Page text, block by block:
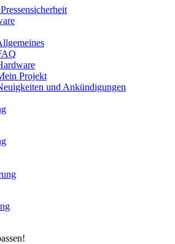
Projekt
und Ankündigungen